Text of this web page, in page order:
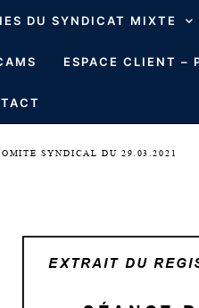
DU SYNDICAT MIXTE
ESPACE CLIENT –